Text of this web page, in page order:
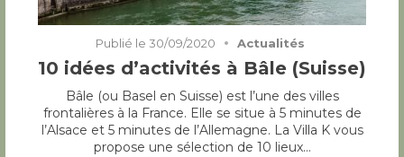
Publié le 30/09/2020 Actualités
10 idées d’activités à Bâle (Suisse)
Bâle (ou Basel en Suisse) est l’une des villes
frontalières à la France. Elle se situe à 5 minutes de
l’Alsace et 5 minutes de l’Allemagne. La Villa K vous
propose une sélection de 10 lieux…